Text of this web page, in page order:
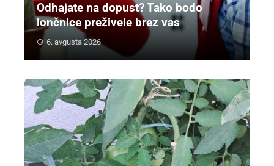
Odhajate na dopust? Tako bodo
lončnice preživele brez vas
6. avgusta 2026